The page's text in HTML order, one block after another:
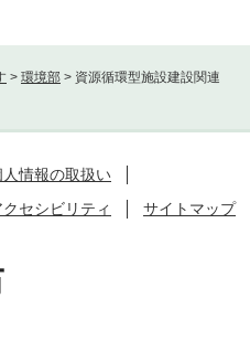
> 環境部 > 資源循環型施設建設関連
人情報の取扱い
クセシビリティ サイトマップ